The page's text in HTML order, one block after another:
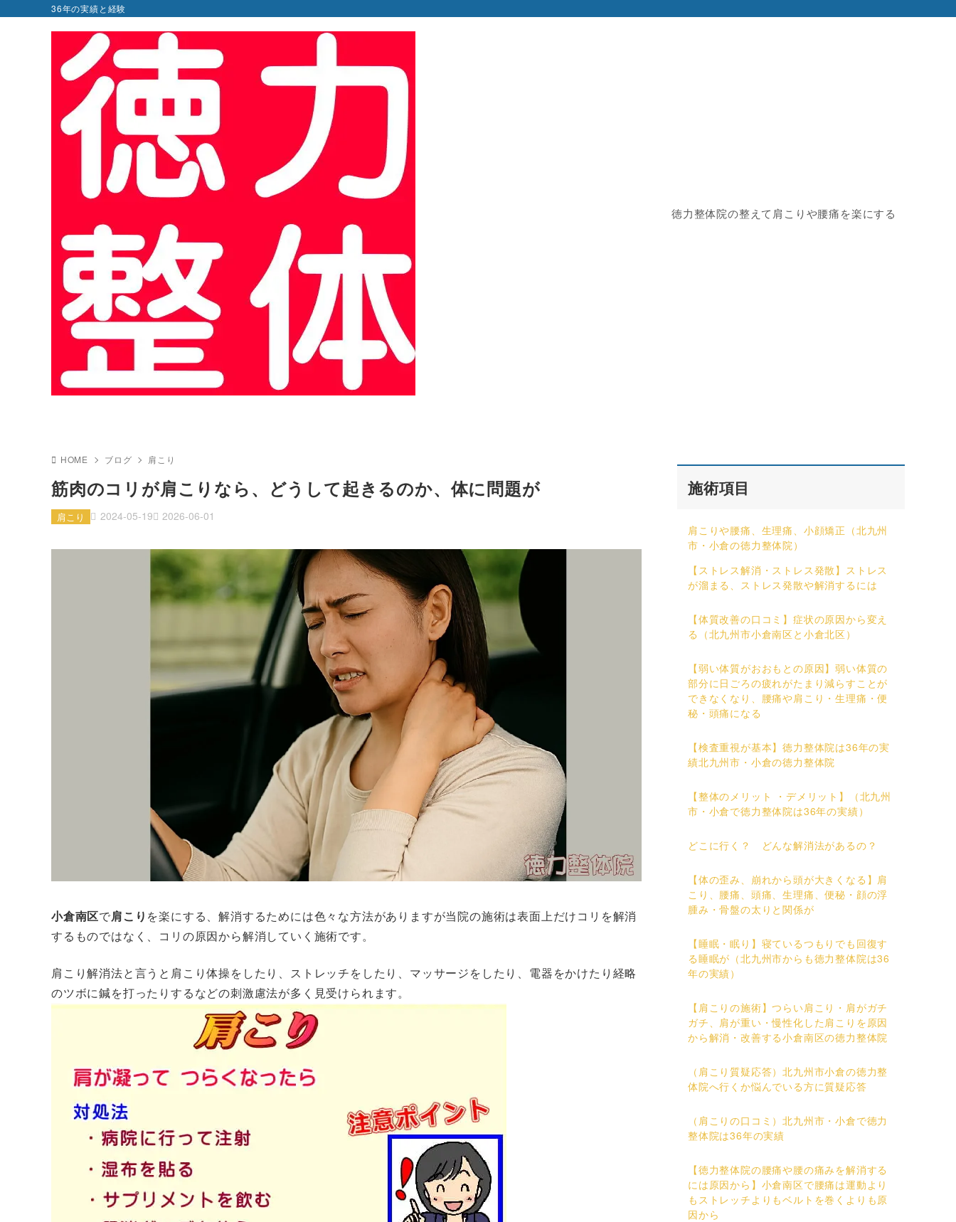
36年の実績と経験
徳力整体院の整えて肩こりや腰痛を楽にする
HOME ブログ 肩こり
筋肉のコリが肩こりなら、どうして起きるのか、体に問題が
2024-05-19 2026-06-01
肩こり
小倉南区で肩こり を楽にする、解消するためには色々な方法がありますが当院の施術は表面上だけコリを解消
するものではなく、コリの原因から解消していく施術です。
肩こり解消法と言うと肩こり体操をしたり、ストレッチをしたり、マッサージをしたり、電器をかけたり経略
のツボに鍼を打ったりするなどの刺激慮法が多く見受けられます。
施術項目
肩こりや腰痛、生理痛、小顔矯正（北九州
市・小倉の徳力整体院）
【ストレス解消・ストレス発散】ストレス
が溜まる、ストレス発散や解消するには
【体質改善の口コミ】症状の原因から変え
る（北九州市小倉南区と小倉北区）
【弱い体質がおおもとの原因】弱い体質の
部分に日ごろの疲れがたまり減らすことが
できなくなり、腰痛や肩こり・生理痛・便
秘・頭痛になる
【検査重視が基本】徳力整体院は36年の実
績北九州市・小倉の徳力整体院
【整体のメリット ・デメリット】（北九州
市・小倉で徳力整体院は36年の実績）
どこに行く？ どんな解消法があるの？
【体の歪み、崩れから頭が大きくなる】肩
こり、腰痛、頭痛、生理痛、便秘・顔の浮
腫み・骨盤の太りと関係が
【睡眠・眠り】寝ているつもりでも回復す
る睡眠が（北九州市からも徳力整体院は36
年の実績）
【肩こりの施術】つらい肩こり・肩がガチ
ガチ、肩が重い・慢性化した肩こりを原因
から解消・改善する小倉南区の徳力整体院
（肩こり質疑応答）北九州市小倉の徳力整
体院へ行くか悩んでいる方に質疑応答
（肩こりの口コミ）北九州市・小倉で徳力
整体院は36年の実績
【徳力整体院の腰痛や腰の痛みを解消する
には原因から】小倉南区で腰痛は運動より
もストレッチよりもベルトを巻くよりも原
因から